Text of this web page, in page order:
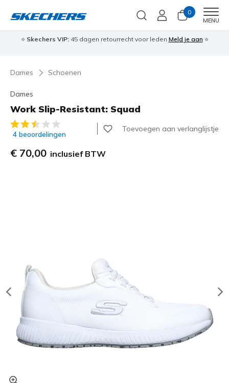
0
MENU
⭐ Skechers VIP:45 dagen retourrecht voor leden Meld je aan ⭐
Dames Schoenen
Dames
Work Slip-Resistant: Squad
5 van de 5 klantbeoordelingen
4 beoordelingen
Toevoegen aan verlanglijstje
€ 70,00 inclusief BTW